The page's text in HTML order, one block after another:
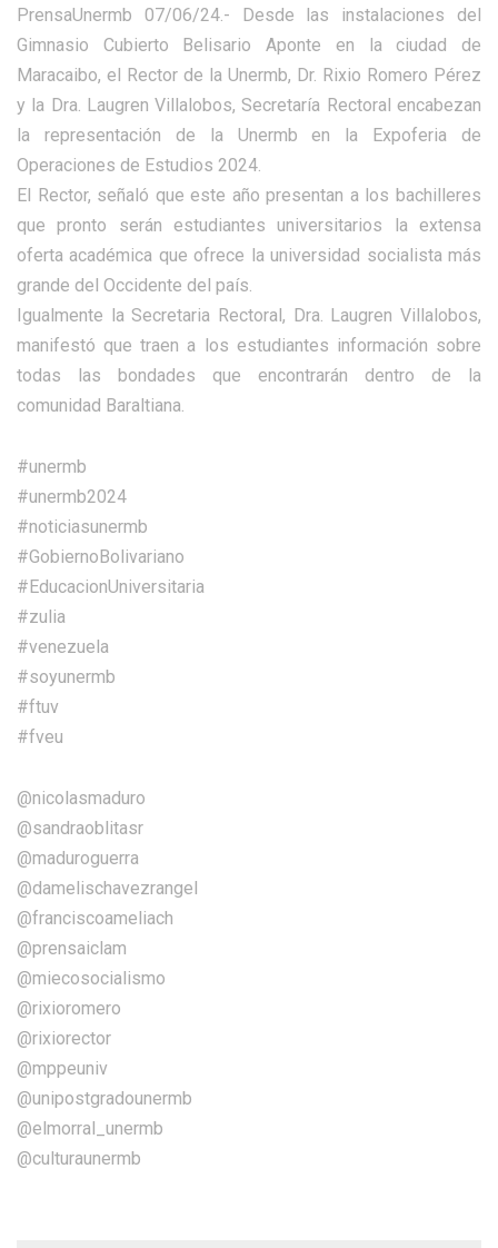
PrensaUnermb 07/06/24.- Desde las instalaciones del
Gimnasio Cubierto Belisario Aponte en la ciudad de
Maracaibo, el Rector de la Unermb, Dr. Rixio Romero Pérez
y la Dra. Laugren Villalobos, Secretaría Rectoral encabezan
la representación de la Unermb en la Expoferia de
Operaciones de Estudios 2024.
El Rector, señaló que este año presentan a los bachilleres
que pronto serán estudiantes universitarios la extensa
oferta académica que ofrece la universidad socialista más
grande del Occidente del país.
Igualmente la Secretaria Rectoral, Dra. Laugren Villalobos,
manifestó que traen a los estudiantes información sobre
todas las bondades que encontrarán dentro de la
comunidad Baraltiana.
#unermb
#unermb2024
#noticiasunermb
#GobiernoBolivariano
#EducacionUniversitaria
#zulia
#venezuela
#soyunermb
#ftuv
#fveu
@nicolasmaduro
@sandraoblitasr
@maduroguerra
@damelischavezrangel
@franciscoameliach
@prensaiclam
@miecosocialismo
@rixioromero
@rixiorector
@mppeuniv
@unipostgradounermb
@elmorral_unermb
@culturaunermb